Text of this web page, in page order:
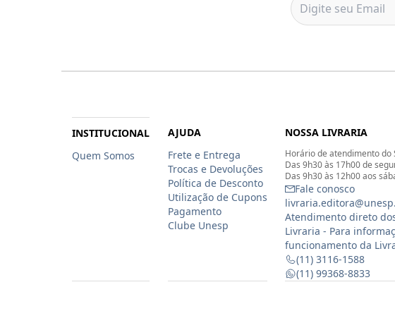
INSTITUCIONAL
Quem Somos
AJUDA
Frete e Entrega
Trocas e Devoluções
Política de Desconto
Utilização de Cupons
Pagamento
Clube Unesp
NOSSA LIVRARIA
Horário de atendimento do
Das 9h30 às 17h00 de
Das 9h30 às 12h00 aos
Fale conosco
Atendimento direto
Livraria - Para
funcionamento da
(11) 3116-1588
(11) 99368-8833